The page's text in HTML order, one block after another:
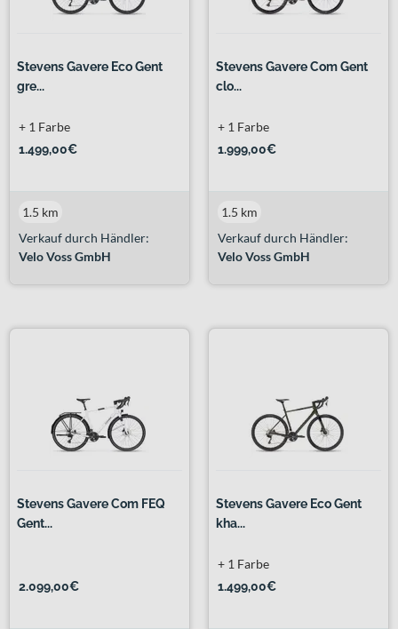
Stevens Gavere Eco Gent
gre...
1.499,00€
+ 1 Farbe
Verkauf durch Händler:
Velo Voss GmbH
1.5 km
Stevens Gavere Com Gent
clo...
1.999,00€
+ 1 Farbe
Verkauf durch Händler:
Velo Voss GmbH
1.5 km
Stevens Gavere Com FEQ
Gent...
2.099,00€
Stevens Gavere Eco Gent
kha...
1.499,00€
+ 1 Farbe